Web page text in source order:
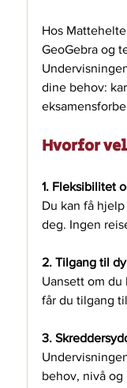
Hos
GeoGebra og
dine behov:
Hvorfor
1. Fleksibilitet
Du kan få
deg. Ingen
2. Tilgang til
Uansett om
får du tilgang
3.
behov, nivå og